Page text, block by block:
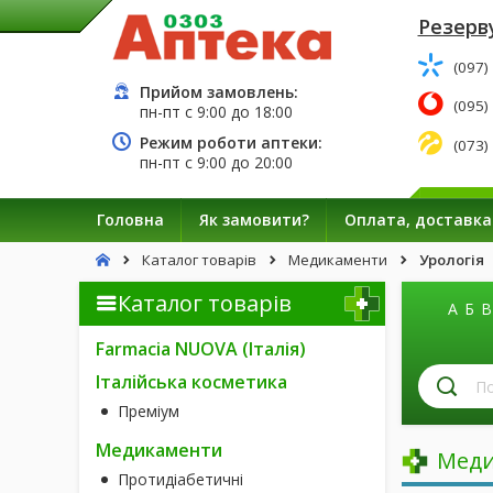
Прийом замовлень:
пн-пт с9:00 до 18:00
Режим роботи аптеки:
пн-пт с9:00 до 20:00
(097)
(095)
(073)
Головна Як замовити? Оплата, доставка
Каталог товарів Медикаменти Урологія
Каталог товарів
Farmacia NUOVA (Італія)
Італійська косметика
Преміум
Медикаменти
Протидіабетичні
А Б В
за